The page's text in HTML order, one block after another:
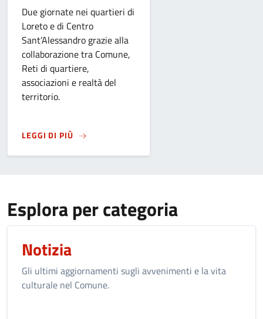
Due giornate nei quartieri di
Loreto e di Centro
Sant’Alessandro grazie alla
collaborazione tra Comune,
Reti di quartiere,
associazioni e realtà del
territorio.
LEGGI DI PIÙSUSANT'ALESSANDRO 2026. LA FESTA NEI
Esplora per categoria
Notizia
Gli ultimi aggiornamenti sugli avvenimenti e la vita
culturale nel Comune.